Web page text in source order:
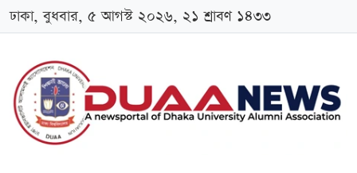
ঢাকা, বুধবার, ৫ আগস্ট ২০২৬, ২১ শ্রাবণ ১৪৩৩